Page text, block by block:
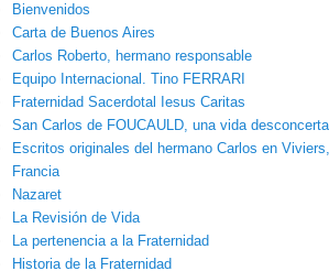
Bienvenidos
Carta de Buenos Aires
Carlos Roberto, hermano responsable
Equipo Internacional. Tino FERRARI
Fraternidad Sacerdotal Iesus Caritas
San Carlos de FOUCAULD, una vida
Escritos originales del hermano Carlos en Viviers,
Francia
Nazaret
La Revisión de Vida
La pertenencia a la Fraternidad
Historia de la Fraternidad